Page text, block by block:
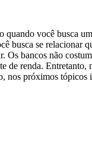
você busca
busca se relacionar
Os bancos não
renda. Entretanto,
nos próximos tópicos